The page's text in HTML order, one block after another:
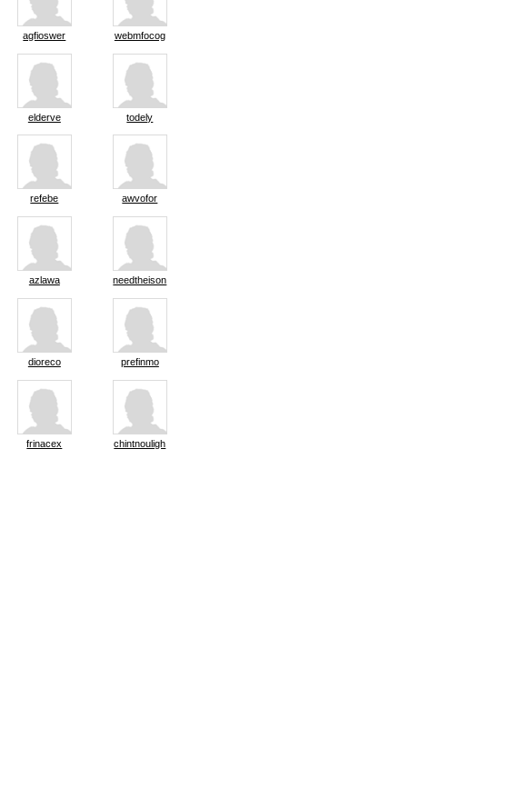
agfioswer webmfocog
elderve todely
refebe awvofor
azlawa needtheison
dioreco prefinmo
frinacex chintnouligh